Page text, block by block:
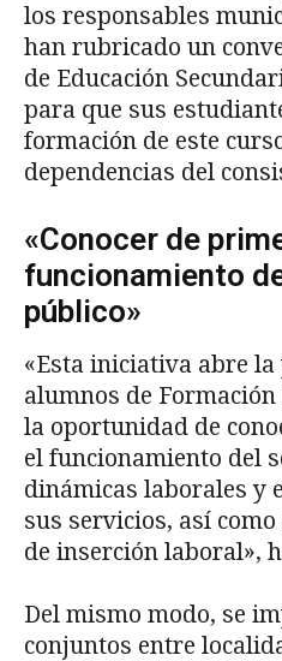
los responsables
han rubricado un
de Educación
para que sus
formación de este
dependencias del
«Conocer de
funcionamiento
público»
«Esta iniciativa abre
alumnos de
la oportunidad de
el funcionamiento del
dinámicas laborales y
sus servicios, así
de inserción laboral»,
Del mismo modo, se
conjuntos entre